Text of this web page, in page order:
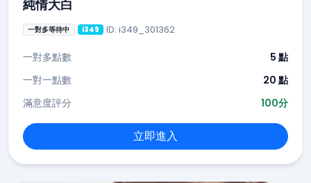
純情大白
一對多等待中 i349 ID: i349_301362
一對多點數
5 點
一對一點數
20 點
滿意度評分
100分
立即進入